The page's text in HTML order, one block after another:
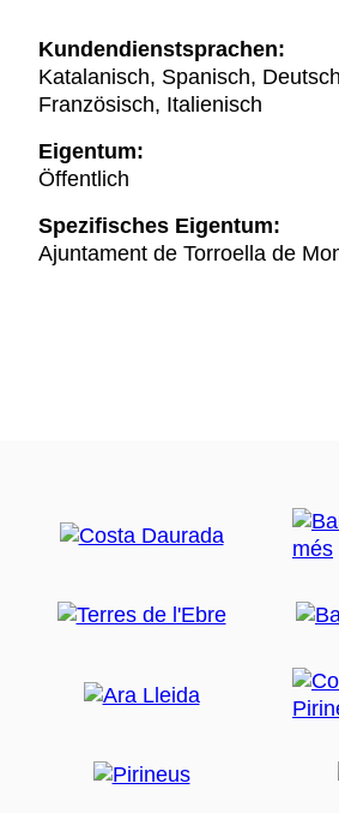
Kundendienstsprachen:
Katalanisch, Spanisch,
Französisch, Italienisch
Eigentum:
Öffentlich
Spezifisches Eigentum:
Ajuntament de Torroella de